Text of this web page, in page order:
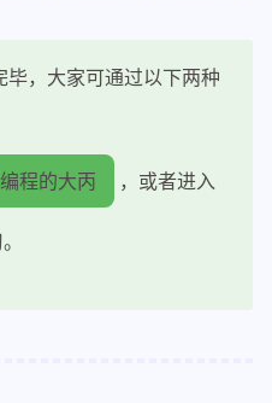
毕，大家可通过以下两种
程的大丙 ，或者进入